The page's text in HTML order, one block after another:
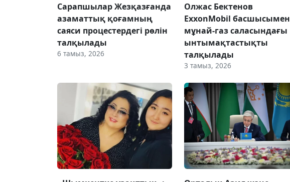
Сарапшылар Жезқазғанда
азаматтық қоғамның
саяси процестердегі рөлін
талқылады
6 тамыз, 2026
Олжас Бектенов
ExxonMobil басшысымен
мұнай-газ саласындағы
ынтымақтастықты
талқылады
3 тамыз, 2026